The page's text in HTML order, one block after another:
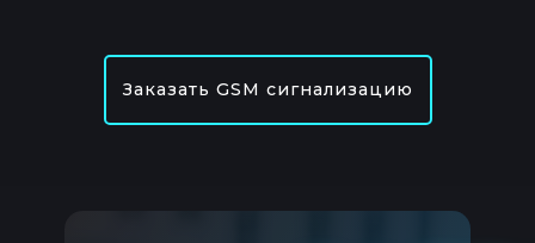
Заказать GSM сигнализацию
Обеспечение безопасности пользователя в случае